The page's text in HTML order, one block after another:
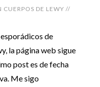
DE LEWY //
de
la página web sigue
post es de fecha
Me sigo